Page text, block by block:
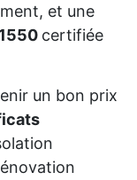
et une
certifiée
un bon prix